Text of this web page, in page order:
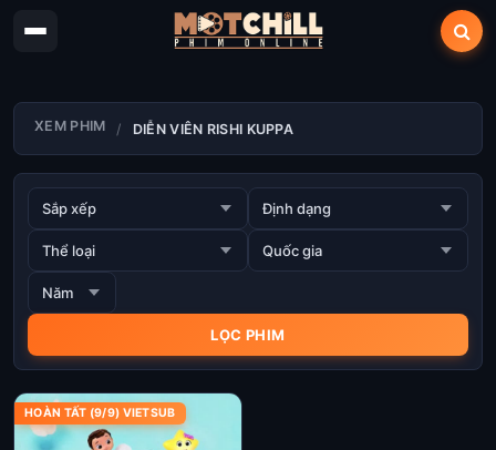
XEM PHIM DIỄN VIÊN RISHI KUPPA
HOÀN TẤT (9/9) VIETSUB